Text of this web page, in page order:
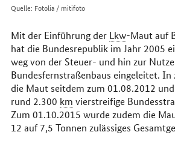
Quelle: Fotolia / mitifoto
Mit der Einführung der Lkw-Maut auf
hat die Bundesrepublik im Jahr 2005
weg von der Steuer- und hin zur
Bundesfernstraßenbaus eingeleitet. In
die Maut seitdem zum 01.08.2012
rund 2.300 km vierstreifige
Zum 01.10.2015 wurde zudem die
12 auf 7,5 Tonnen zulässiges